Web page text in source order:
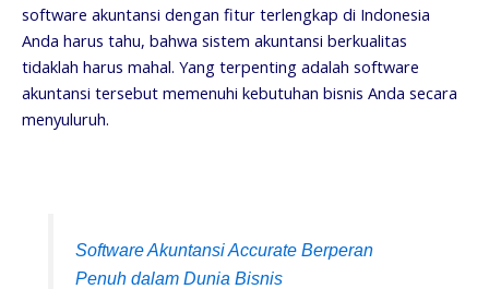
software akuntansi dengan fitur terlengkap di Indonesia
Anda harus tahu, bahwa sistem akuntansi berkualitas
tidaklah harus mahal. Yang terpenting adalah software
akuntansi tersebut memenuhi kebutuhan bisnis Anda secara
menyuluruh.
Software Akuntansi Accurate Berperan
Penuh dalam Dunia Bisnis